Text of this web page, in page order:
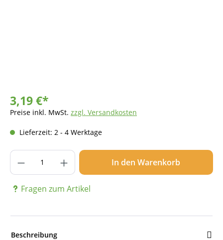
3,19 €*
Preise inkl. MwSt. zzgl. Versandkosten
Lieferzeit: 2 - 4 Werktage
Produkt Anzahl: Gib den gewünschten
In den Warenkorb
Fragen zum Artikel
Beschreibung